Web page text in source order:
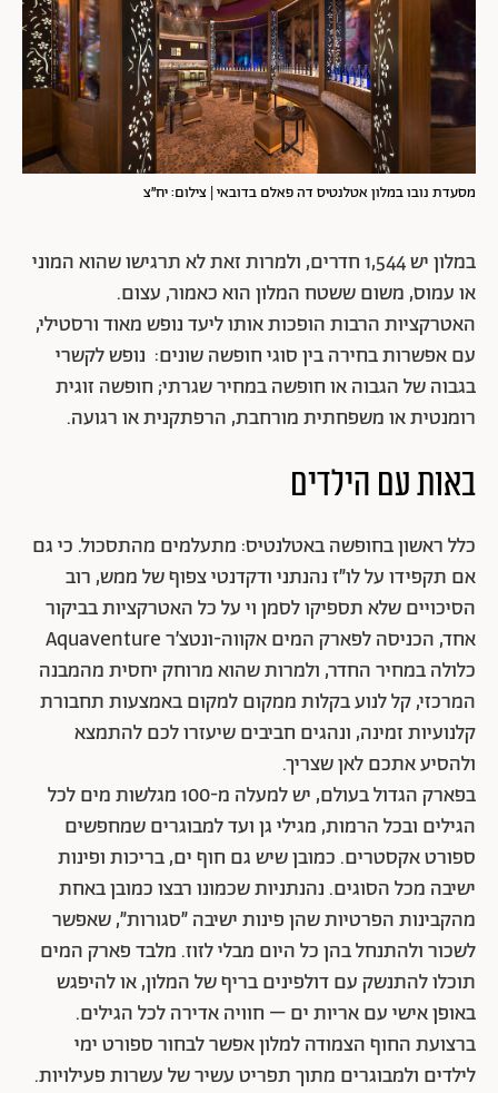
מסעדת נובו במלון אטלנטיס דה פאלם בדובאי | צילום: יח״צ
במלון יש 1,544 חדרים, ולמרות זאת לא תרגישו שהוא המוני
או עמוס, משום ששטח המלון הוא כאמור, עצום.
האטרקציות הרבות הופכות אותו ליעד נופש מאוד ורסטילי,
עם אפשרות בחירה בין סוגי חופשה שונים: נופש לקשרי
בגבוה של הגבוה או חופשה במחיר שגרתי; חופשה זוגית
רומנטית או משפחתית מורחבת, הרפתקנית או רגועה.
באות עם הילדים
כלל ראשון בחופשה באטלנטיס: מתעלמים מהתסכול. כי גם
אם תקפידו על לו״ז נהנתני ודקדנטי צפוף של ממש, רוב
הסיכויים שלא תספיקו לסמן וי על כל האטרקציות בביקור
אחד, הכניסה לפארק המים אקווה-ונטצ׳ר Aquaventure
כלולה במחיר החדר, ולמרות שהוא מרוחק יחסית מהמבנה
המרכזי, קל לנוע בקלות ממקום למקום באמצעות תחבורת
קלנועיות זמינה, ונהגים חביבים שיעזרו לכם להתמצא
ולהסיע אתכם לאן שצריך.
בפארק הגדול בעולם, יש למעלה מ-100 מגלשות מים לכל
הגילים ובכל הרמות, מגילי גן ועד למבוגרים שמחפשים
ספורט אקסטרים. כמובן שיש גם חוף ים, בריכות ופינות
ישיבה מכל הסוגים. נהנתניות שכמונו רבצו כמובן באחת
מהקבינות הפרטיות שהן פינות ישיבה ״סגורות״, שאפשר
לשכור ולהתנחל בהן כל היום מבלי לזוז. מלבד פארק המים
תוכלו להתנשק עם דולפינים בריף של המלון, או להיפגש
באופן אישי עם אריות ים – חוויה אדירה לכל הגילים.
ברצועת החוף הצמודה למלון אפשר לבחור ספורט ימי
לילדים ולמבוגרים מתוך תפריט עשיר של עשרות פעילויות.